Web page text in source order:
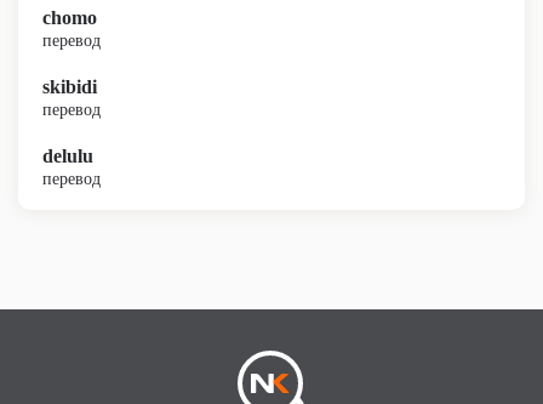
chomo
перевод
skibidi
перевод
delulu
перевод